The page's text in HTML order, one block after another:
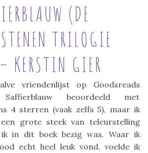
(DE
TRILOGIE
KERSTIN GIER
vriendenlijst op Goodsreads
beoordeeld met
4 sterren (vaak zelfs 5), maar ik
grote steek van teleurstelling
in dit boek bezig was. Waar ik
echt heel leuk vond, voelde ik